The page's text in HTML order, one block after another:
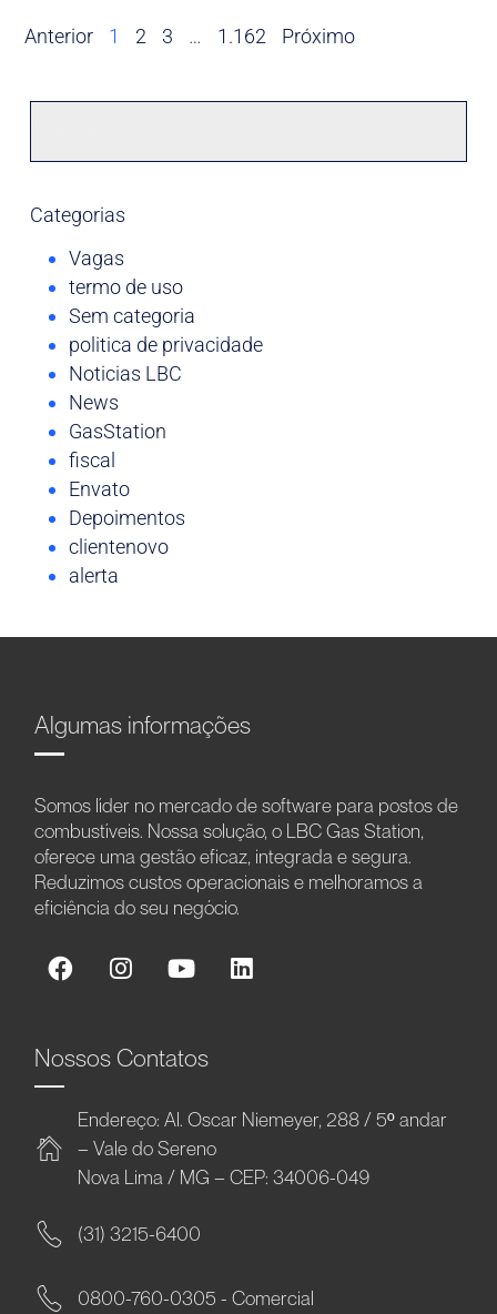
Anterior 1 2 3 … 1.162 Próximo
Categorias
Vagas
termo de uso
Sem categoria
politica de privacidade
Noticias LBC
News
GasStation
fiscal
Envato
Depoimentos
clientenovo
alerta
Algumas informações
Somos líder no mercado de software para postos de
combustíveis. Nossa solução, o LBC Gas Station,
oferece uma gestão eficaz, integrada e segura.
Reduzimos custos operacionais e melhoramos a
eficiência do seu negócio.
Nossos Contatos
Endereço: Al. Oscar Niemeyer, 288 / 5º andar
– Vale do Sereno
Nova Lima / MG – CEP: 34006-049
(31) 3215-6400
0800-760-0305 - Comercial